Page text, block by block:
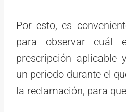
Por esto, es
para observar cuál
prescripción aplicable
un periodo durante el
la reclamación, para